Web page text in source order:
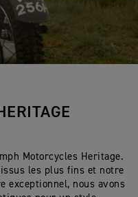
Motorcycles Heritage.
les plus fins et notre
exceptionnel, nous avons